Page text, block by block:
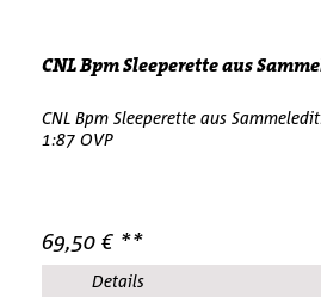
CNL Bpm Sleeperette aus
CNL Bpm Sleeperette aus
1:87 OVP
69,50 € **
Details